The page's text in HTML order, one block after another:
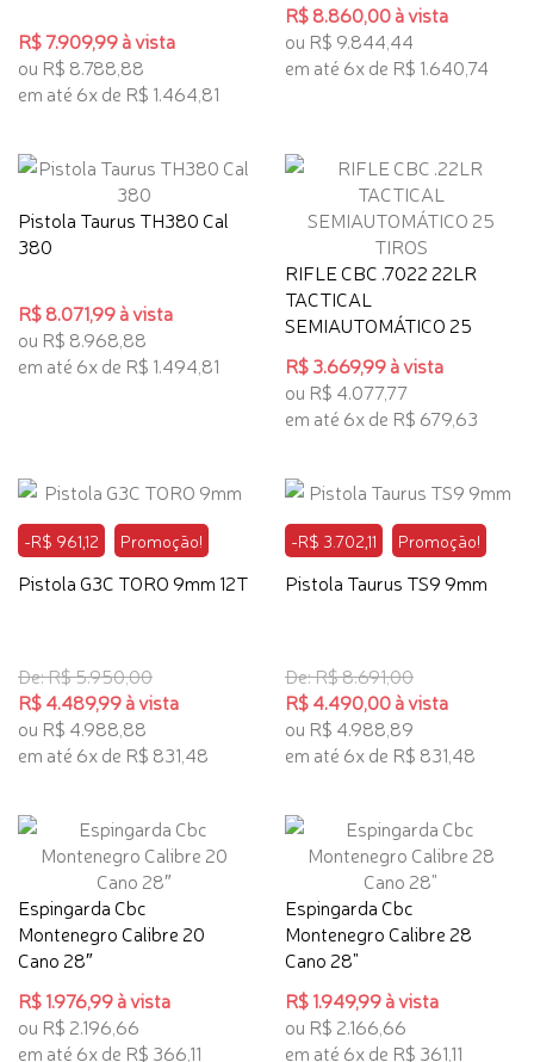
R$ 7.909,99 à vista
ou R$ 8.788,88
em até 6x de R$ 1.464,81
R$ 8.860,00 à vista
ou R$ 9.844,44
em até 6x de R$ 1.640,74
Pistola Taurus TH380 Cal
380
R$ 8.071,99 à vista
ou R$ 8.968,88
em até 6x de R$ 1.494,81
RIFLE CBC .7022 22LR
TACTICAL
SEMIAUTOMÁTICO 25
TIROS
R$ 3.669,99 à vista
ou R$ 4.077,77
em até 6x de R$ 679,63
-R$ 961,12 Promoção!
Pistola G3C TORO 9mm 12T
De: R$ 5.950,00
R$ 4.489,99 à vista
ou R$ 4.988,88
em até 6x de R$ 831,48
-R$ 3.702,11 Promoção!
Pistola Taurus TS9 9mm
De: R$ 8.691,00
R$ 4.490,00 à vista
ou R$ 4.988,89
em até 6x de R$ 831,48
Espingarda Cbc
Montenegro Calibre 20
Cano 28″
R$ 1.976,99 à vista
ou R$ 2.196,66
em até 6x de R$ 366,11
Espingarda Cbc
Montenegro Calibre 28
Cano 28"
R$ 1.949,99 à vista
ou R$ 2.166,66
em até 6x de R$ 361,11